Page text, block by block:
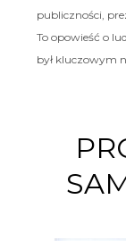
publiczności,
To opowieść o
był kluczowym